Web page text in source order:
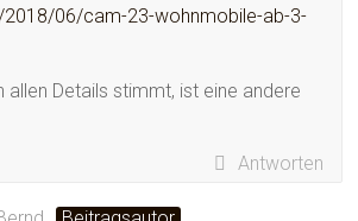
06/cam-23-wohnmobile-ab-3-
allen Details stimmt, ist eine andere
Antworten